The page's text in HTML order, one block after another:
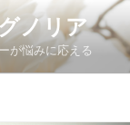
ノリア
が悩みに応える